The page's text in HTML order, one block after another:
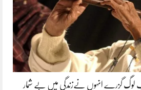
لوگ گزرے انہوں نےزندگی میں بے شمار